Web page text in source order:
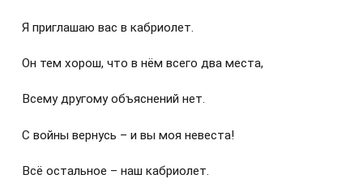
Я приглашаю вас в кабриолет.
Он тем хорош, что в нём всего два места,
Всему другому объяснений нет.
С войны вернусь – и вы моя невеста!
Всё остальное – наш кабриолет.